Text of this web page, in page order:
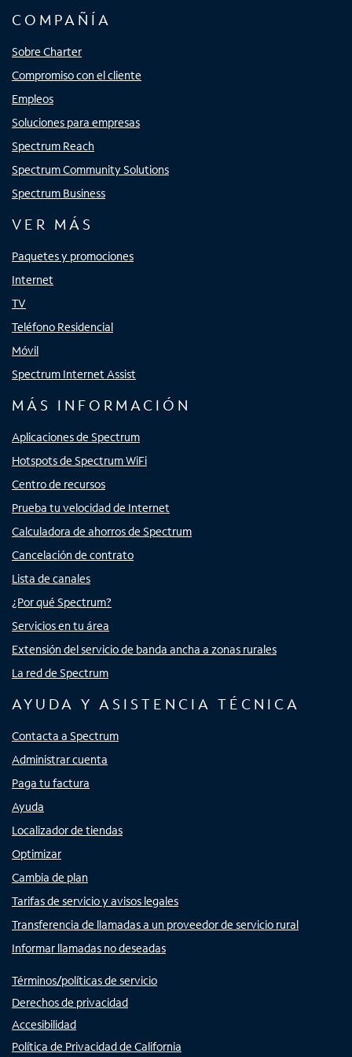
COMPAÑÍA
Sobre Charter
Compromiso con el cliente
Empleos
Soluciones para empresas
Spectrum Reach
Spectrum Community Solutions
Spectrum Business
VER MÁS
Paquetes y promociones
Internet
TV
Teléfono Residencial
Móvil
Spectrum Internet Assist
MÁS INFORMACIÓN
Aplicaciones de Spectrum
Hotspots de Spectrum WiFi
Centro de recursos
Prueba tu velocidad de Internet
Calculadora de ahorros de Spectrum
Cancelación de contrato
Lista de canales
¿Por qué Spectrum?
Servicios en tu área
Extensión del servicio de banda ancha a zonas rurales
La red de Spectrum
AYUDA Y ASISTENCIA TÉCNICA
Contacta a Spectrum
Administrar cuenta
Paga tu factura
Ayuda
Localizador de tiendas
Optimizar
Cambia de plan
Tarifas de servicio y avisos legales
Transferencia de llamadas a un proveedor de servicio rural
Informar llamadas no deseadas
Términos/políticas de servicio
Derechos de privacidad
Accesibilidad
Política de Privacidad de California